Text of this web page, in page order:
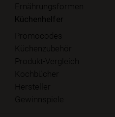
Ernährungsformen
Küchenhelfer
Promocodes
Küchenzubehör
Produkt-Vergleich
Kochbücher
Hersteller
Gewinnspiele